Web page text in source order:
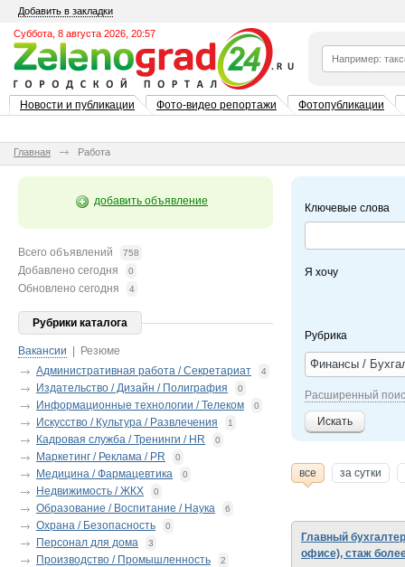
Добавить в закладки
Суббота, 8 августа 2026, 20:57
Новости и публикации Фото-видео репортажи Фотопубликации
Главная Работа
добавить объявление
Всего объявлений 758
Добавлено сегодня 0
Обновлено сегодня 4
Рубрики каталога
Вакансии
Резюме
Административная работа / Секретариат
4
Издательство / Дизайн / Полиграфия 0
Информационные технологии / Телеком 0
Искусство / Культура / Развлечения 1
Кадровая служба / Тренинги / HR 0
Маркетинг / Реклама / PR 0
Медицина / Фармацевтика 0
Недвижимость / ЖКХ 0
Образование / Воспитание / Наука 6
Охрана / Безопасность 0
Персонал для дома 3
Производство / Промышленность 2
Ключевые слова
Я хочу
Рубрика
Финансы /
Расширенный
Искать
все за сутки
Главный
офисе), стаж